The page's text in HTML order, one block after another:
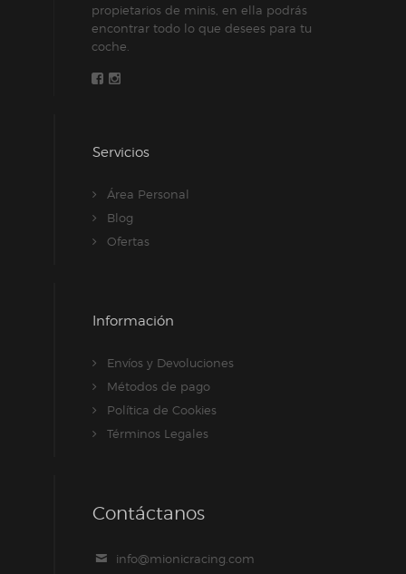
propietarios de minis, en ella podrás
encontrar todo lo que desees para tu
coche.
Servicios
Área Personal
Blog
Ofertas
Información
Envíos y Devoluciones
Métodos de pago
Política de Cookies
Términos Legales
Contáctanos
info@mionicracing.com